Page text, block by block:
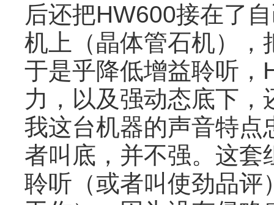
后还把HW600接在了
机上（晶体管石机），
于是乎降低增益聆听，
力，以及强动态底下
我这台机器的声音特点
者叫底，并不强。这
聆听（或者叫使劲品评